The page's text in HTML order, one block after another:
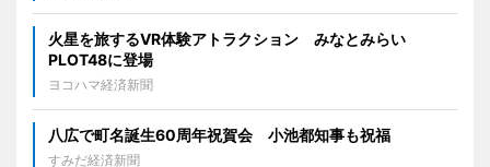
火星を旅するVR体験アトラクション みなとみらい
PLOT48に登場
ヨコハマ経済新聞
八広で町名誕生60周年祝賀会 小池都知事も祝福
すみだ経済新聞